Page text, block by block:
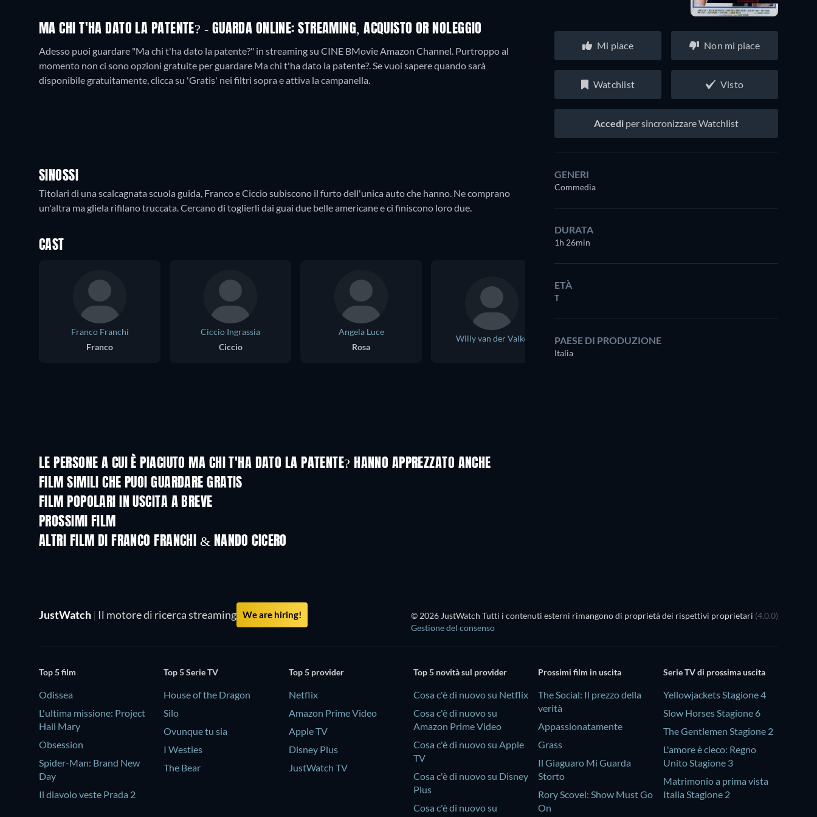
MA CHI T'HA DATO LA PATENTE? - GUARDA ONLINE: STREAMING, ACQUISTO OR NOLEGGIO
Adesso puoi guardare "Ma chi t'ha dato la patente?" in streaming su CINE BMovie Amazon Channel. Purtroppo al
momento non ci sono opzioni gratuite per guardare Ma chi t'ha dato la patente?. Se vuoi sapere quando sarà
disponibile gratuitamente, clicca su 'Gratis' nei filtri sopra e attiva la campanella.
SINOSSI
Titolari di una scalcagnata scuola guida, Franco e Ciccio subiscono il furto dell'unica auto che hanno. Ne comprano
un'altra ma gliela rifilano truccata. Cercano di toglierli dai guai due belle americane e ci finiscono loro due.
Mi piace Non mi piace
Watchlist Visto
Accedi per sincronizzare Watchlist
GENERI
Commedia
DURATA
1h 26min
ETÀ
T
PAESE DI PRODUZIONE
Italia
CAST
Franco Franchi
Franco
Ciccio Ingrassia
Ciccio
Angela Luce
Rosa
Willy van der Valke Raika Juri
LE PERSONE A CUI È PIACIUTO MA CHI T'HA DATO LA PATENTE? HANNO APPREZZATO ANCHE
FILM SIMILI CHE PUOI GUARDARE GRATIS
FILM POPOLARI IN USCITA A BREVE
PROSSIMI FILM
ALTRI FILM DI FRANCO FRANCHI & NANDO CICERO
JustWatch | Il motore di ricerca streaming We are hiring! © 2026 JustWatch Tutti i contenuti esterni rimangono di proprietà dei rispettivi proprietari (4.0.0)
Gestione del consenso
Top 5 film
Odissea
L'ultima missione: Project
Hail Mary
Obsession
Spider-Man: Brand New
Day
Il diavolo veste Prada 2
Top 5 Serie TV
House of the Dragon
Silo
Ovunque tu sia
I Westies
The Bear
Top 5 provider
Netflix
Amazon Prime Video
Apple TV
Disney Plus
JustWatch TV
Top 5 novità sul provider
Cosa c'è di nuovo su Netflix
Cosa c'è di nuovo su
Amazon Prime Video
Cosa c'è di nuovo su Apple
TV
Cosa c'è di nuovo su Disney
Plus
Cosa c'è di nuovo su
Prossimi film in uscita
The Social: Il prezzo della
verità
Appassionatamente
Grass
Il Giaguaro Mi Guarda
Storto
Rory Scovel: Show Must Go
On
Serie TV di prossima uscita
Yellowjackets Stagione 4
Slow Horses Stagione 6
The Gentlemen Stagione 2
L'amore è cieco: Regno
Unito Stagione 3
Matrimonio a prima vista
Italia Stagione 2